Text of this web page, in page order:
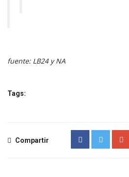
fuente: LB24 y NA
Tags:
Compartir